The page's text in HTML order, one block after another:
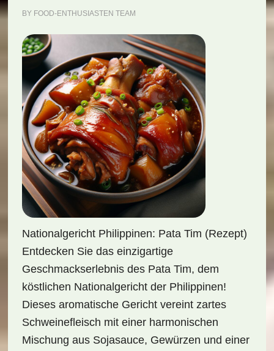
BY FOOD-ENTHUSIASTEN TEAM
Nationalgericht Philippinen: Pata Tim (Rezept)
Entdecken Sie das einzigartige
Geschmackserlebnis des Pata Tim, dem
köstlichen Nationalgericht der Philippinen!
Dieses aromatische Gericht vereint zartes
Schweinefleisch mit einer harmonischen
Mischung aus Sojasauce, Gewürzen und einer